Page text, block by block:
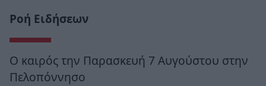
Ροή Ειδήσεων
Ο καιρός την Παρασκευή 7 Αυγούστου στην
Πελοπόννησο